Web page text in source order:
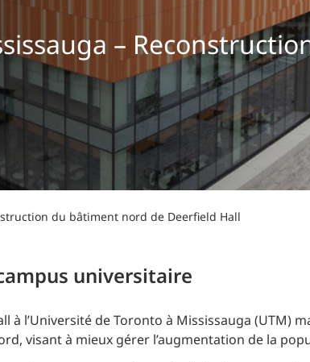
DONNÉES
INDUSTRIEL
SCIENCES + TECHNOLOGIES
SANTÉ
Conception d’éclairage
Planification des transports
Ingénierie + modélisation de la
–
du bâtiment nord de Deerfield Hall
universitaire
à l’Université de Toronto à Mississauga (UTM)
visant à mieux gérer l’augmentation de la